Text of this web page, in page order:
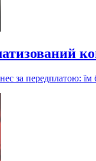
за передплатою: їм